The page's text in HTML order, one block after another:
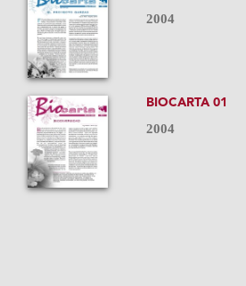
2004
BIOCARTA 01
2004